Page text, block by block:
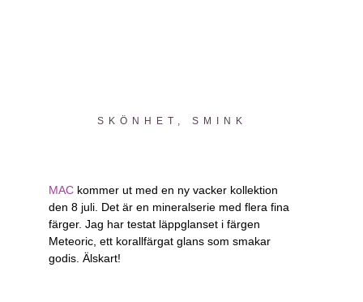
SKÖNHET ,SMINK
MAC kommer ut med en ny vacker kollektion
den 8 juli. Det är en mineralserie med flera fina
färger. Jag har testat läppglanset i färgen
Meteoric, ett korallfärgat glans som smakar
godis. Älskart!